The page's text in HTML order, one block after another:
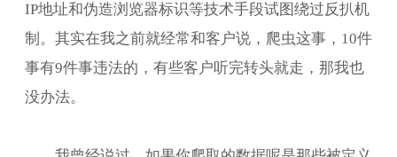
IP地址和伪造浏览器标识等技术手段试图绕过反扒机
制。其实在我之前就经常和客户说，爬虫这事，10件
事有9件事违法的，有些客户听完转头就走，那我也
没办法。